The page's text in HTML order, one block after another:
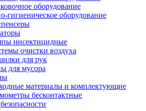
оборудование
гигиеническое оборудование
инсектицидные
очистки воздуха
для рук
для мусора
материалы и комплектующие
бесконтактные